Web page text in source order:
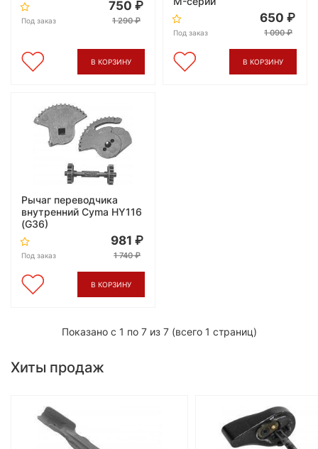
Под заказ
750
1 290
В КОРЗИНУ
Под заказ
650
1 090
В КОРЗИНУ
Рычаг переводчика
внутренний Cyma HY116
(G36)
Под заказ
981
1 740
В КОРЗИНУ
Показано с 1 по 7 из 7 (всего 1 страниц)
Хиты продаж